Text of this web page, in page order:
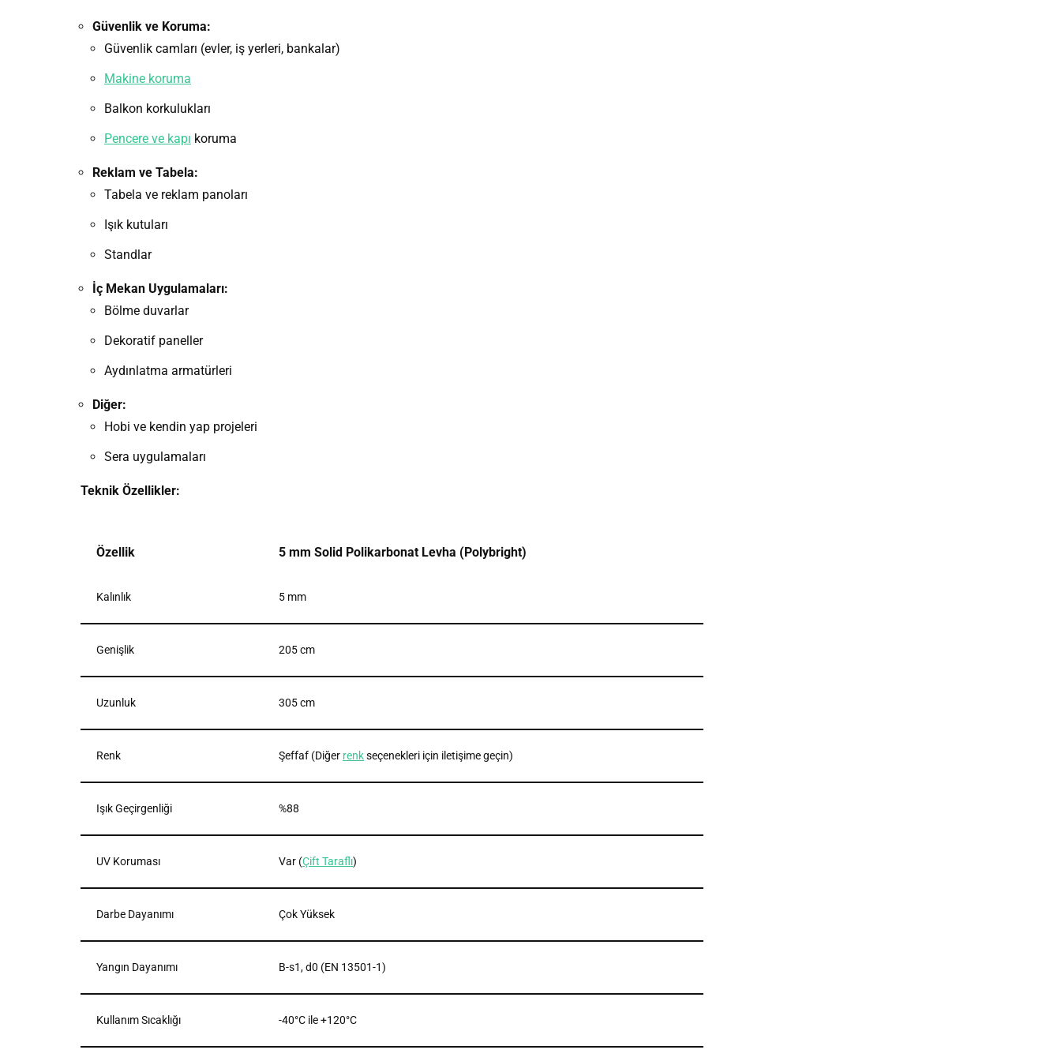
Güvenlik ve Koruma:
Güvenlik camları (evler, iş yerleri, bankalar)
Makine koruma
Balkon korkulukları
Pencere ve kapı koruma
Reklam ve Tabela:
Tabela ve reklam panoları
Işık kutuları
Standlar
İç Mekan Uygulamaları:
Bölme duvarlar
Dekoratif paneller
Aydınlatma armatürleri
Diğer:
Hobi ve kendin yap projeleri
Sera uygulamaları
Teknik Özellikler:
Özellik 5 mm Solid Polikarbonat Levha (Polybright)
Kalınlık 5 mm
Genişlik 205 cm
Uzunluk 305 cm
Renk Şeffaf (Diğer renkseçenekleri için iletişime geçin)
Işık Geçirgenliği %88
UV Koruması Var (Çift Taraflı)
Darbe Dayanımı Çok Yüksek
Yangın Dayanımı B-s1, d0 (EN 13501-1)
Kullanım Sıcaklığı -40°C ile +120°C